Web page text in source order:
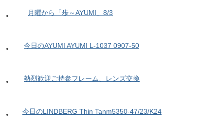
月曜から「歩～AYUMI」8/3
今日のAYUMI AYUMI L-1037 0907-50
熱烈歓迎ご持参フレーム、レンズ交換
今日のLINDBERG Thin Tanm5350-47/23/K24